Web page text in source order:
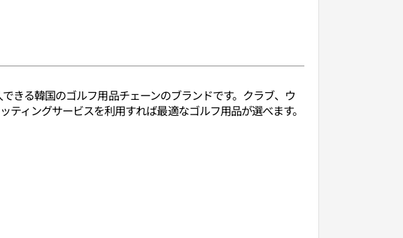
きる韓国のゴルフ用品チェーンのブランドです。クラブ、ウ
ィングサービスを利用すれば最適なゴルフ用品が選べます。